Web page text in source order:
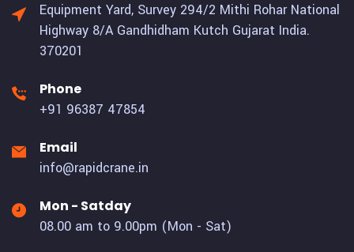
Equipment Yard, Survey 294/2 Mithi Rohar National
Highway 8/A Gandhidham Kutch Gujarat India.
370201
Phone
+91 96387 47854
Email
info@rapidcrane.in
Mon - Satday
08.00 am to 9.00pm (Mon - Sat)